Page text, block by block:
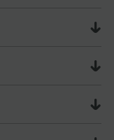
und Schäden